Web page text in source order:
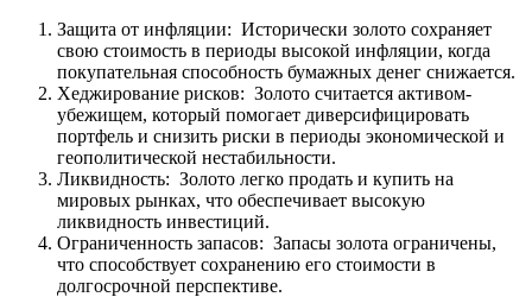
Защита от инфляции: Исторически золото сохраняет
свою стоимость в периоды высокой инфляции, когда
покупательная способность бумажных денег снижается.
Хеджирование рисков: Золото считается активом-
убежищем, который помогает диверсифицировать
портфель и снизить риски в периоды экономической и
геополитической нестабильности.
Ликвидность: Золото легко продать и купить на
мировых рынках, что обеспечивает высокую
ликвидность инвестиций.
Ограниченность запасов: Запасы золота ограничены,
что способствует сохранению его стоимости в
долгосрочной перспективе.